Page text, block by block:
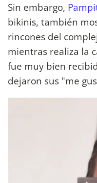
Sin embargo,
bikinis, también
rincones del
mientras realiza la
fue muy bien
dejaron sus "me